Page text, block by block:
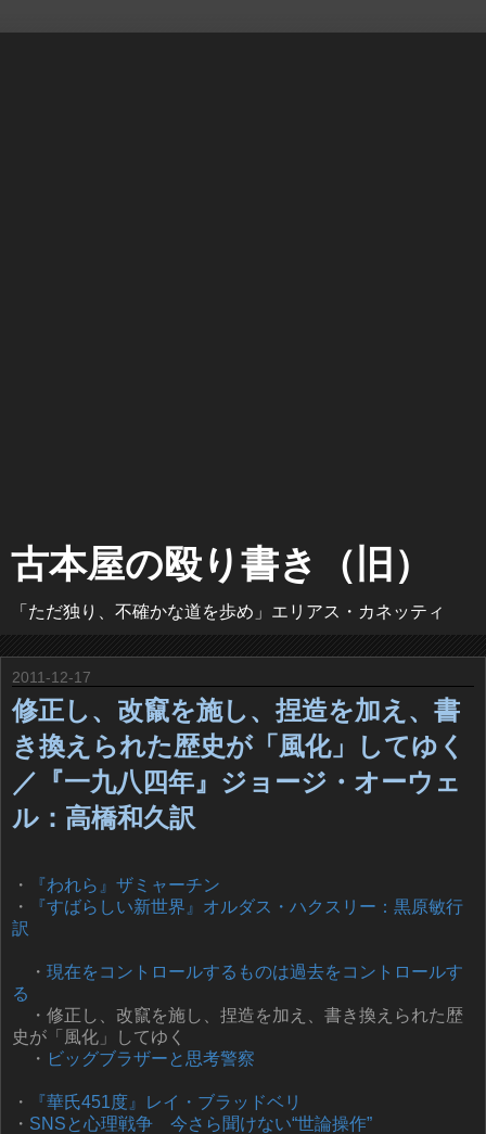
古本屋の殴り書き（旧）
「ただ独り、不確かな道を歩め」エリアス・カネッティ
2011-12-17
修正し、改竄を施し、捏造を加え、書
き換えられた歴史が「風化」してゆく
／『一九八四年』ジョージ・オーウェ
ル：高橋和久訳
・
『われら』ザミャーチン
・
『すばらしい新世界』オルダス・ハクスリー：黒原敏行
訳
・ 現在をコントロールするものは過去をコントロールす
る
・修正し、改竄を施し、捏造を加え、書き換えられた歴
史が「風化」してゆく
・ ビッグブラザーと思考警察
・
『華氏451度』レイ・ブラッドベリ
・ SNSと心理戦争 今さら聞けない“世論操作”